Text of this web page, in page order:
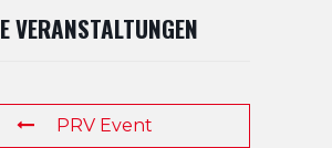
VERANSTALTUNGEN
PRV Event